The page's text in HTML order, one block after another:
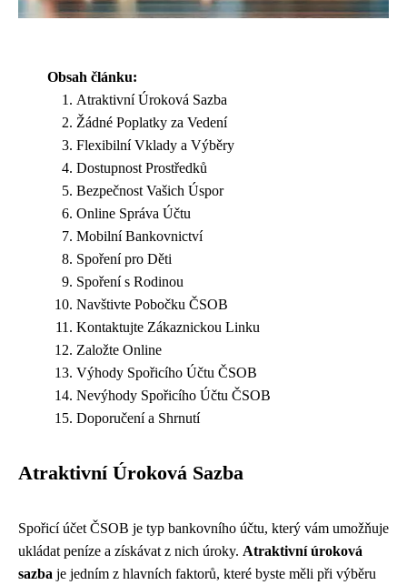
Obsah článku:
Atraktivní Úroková Sazba
Žádné Poplatky za Vedení
Flexibilní Vklady a Výběry
Dostupnost Prostředků
Bezpečnost Vašich Úspor
Online Správa Účtu
Mobilní Bankovnictví
Spoření pro Děti
Spoření s Rodinou
Navštivte Pobočku ČSOB
Kontaktujte Zákaznickou Linku
Založte Online
Výhody Spořicího Účtu ČSOB
Nevýhody Spořicího Účtu ČSOB
Doporučení a Shrnutí
Atraktivní Úroková Sazba
Spořicí účet ČSOB je typ bankovního účtu, který vám umožňuje
ukládat peníze a získávat z nich úroky. Atraktivní úroková
sazba je jedním z hlavních faktorů, které byste měli při výběru